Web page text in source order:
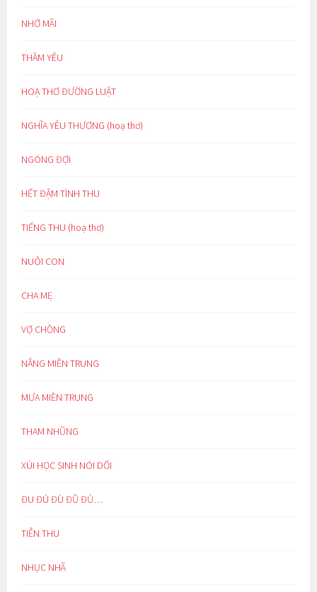
NHỚ MÃI
THẦM YÊU
HOẠ THƠ ĐƯỜNG LUẬT
NGHĨA YÊU THƯƠNG (hoạ thơ)
NGÓNG ĐỢI
HẾT ĐẬM TÌNH THU
TIẾNG THU (hoạ thơ)
NUÔI CON
CHA MẸ
VỢ CHỒNG
NẮNG MIỀN TRUNG
MƯA MIỀN TRUNG
THAM NHŨNG
XÚI HỌC SINH NÓI DỐI
ĐU ĐÚ ĐÙ ĐŨ ĐỦ…
TIỄN THU
NHỤC NHÃ